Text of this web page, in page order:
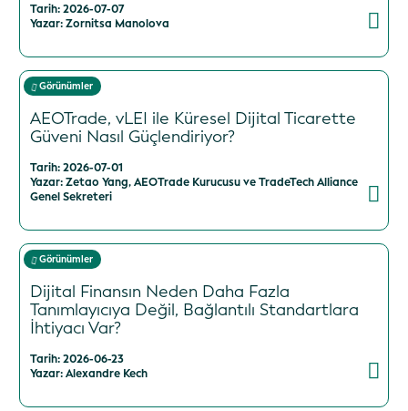
Tarih: 2026-07-07
Yazar: Zornitsa Manolova
Görünümler
AEOTrade, vLEI ile Küresel Dijital Ticarette
Güveni Nasıl Güçlendiriyor?
Tarih: 2026-07-01
Yazar: Zetao Yang, AEOTrade Kurucusu ve TradeTech Alliance
Genel Sekreteri
Görünümler
Dijital Finansın Neden Daha Fazla
Tanımlayıcıya Değil, Bağlantılı Standartlara
İhtiyacı Var?
Tarih: 2026-06-23
Yazar: Alexandre Kech